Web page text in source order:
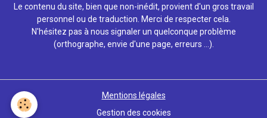
Le contenu du site, bien que non-inédit, provient d'un gros travail
personnel ou de traduction. Merci de respecter cela.
N'hésitez pas à nous signaler un quelconque problème
(orthographe, envie d'une page, erreurs ...).
Mentions légales
Gestion des cookies